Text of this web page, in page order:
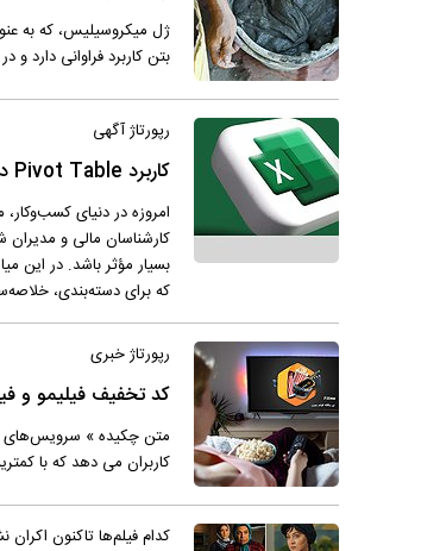
ژل میکروسیلیس، که به
بتن کاربرد فراوانی دارد
رپورتاژ آگهی
کاربرد Pivot Table در حسابداری
امروزه در دنیای
کارشناسان مالی و مدیران
که برای دسته‌بندی،
رپورتاژ خبری
کد تخفیف فیلیمو و
کاربران می دهد که با
کدام فیلم‌ها تاکنون اکران